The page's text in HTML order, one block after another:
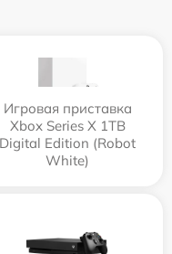
Игровая приставка
Xbox Series X 1TB
Digital Edition (Robot
White)